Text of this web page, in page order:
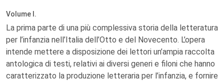
Volume I.
La prima parte di una più complessiva storia della letteratura
per l’infanzia nell’Italia dell’Otto e del Novecento. L’opera
intende mettere a disposizione dei lettori un’ampia raccolta
antologica di testi, relativi ai diversi generi e filoni che hanno
caratterizzato la produzione letteraria per l’infanzia, e fornire